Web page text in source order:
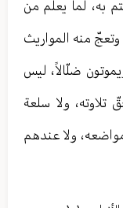
به، لما يعلم من
منه المواريث
ضلّالاً، ليس
تلاوته، ولا سلعة
ولا عندهم